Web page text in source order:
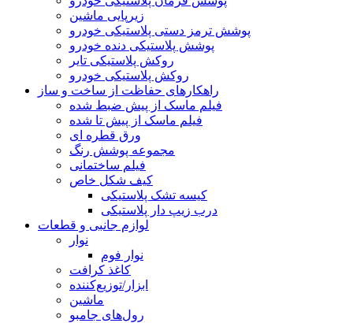
زیرپایی ماشین
پوشش ترمز دستی پلاستیکی خودرو
پوشش پلاستیکی دنده خودرو
روکش پلاستیکی تایر
روکش پلاستیکی خودرو
راهکارهای حفاظت از ساخت و ساز
فیلم ماسک از پیش ضبط شده
فیلم ماسک از پیش تا شده
ورق قطره ای
مجموعه پوشش رنگ
فیلم ساختمانی
کیف شکل خاص
کیسه تشک پلاستیکی
درب زیپ دار پلاستیکی
لوازم جانبی و قطعات
نوار
نوار فوم
کاغذ کرافت
ابزار/توزیع‌کننده
ماشین
رول‌های جامبو